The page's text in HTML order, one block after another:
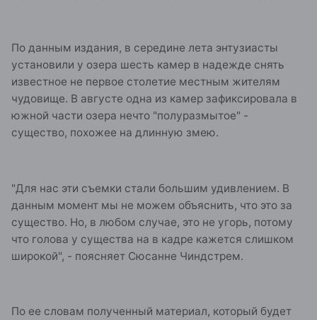
По данным издания, в середине лета энтузиасты
установили у озера шесть камер в надежде снять
известное не первое столетие местным жителям
чудовище. В августе одна из камер зафиксировала в
южной части озера нечто "полуразмытое" -
существо, похожее на длинную змею.
"Для нас эти съемки стали большим удивлением. В
данным момент мы не можем объяснить, что это за
существо. Но, в любом случае, это не угорь, потому
что голова у существа на в кадре кажется слишком
широкой", - поясняет Сюсанне Чиндстрем.
По ее словам полученный материал, который будет